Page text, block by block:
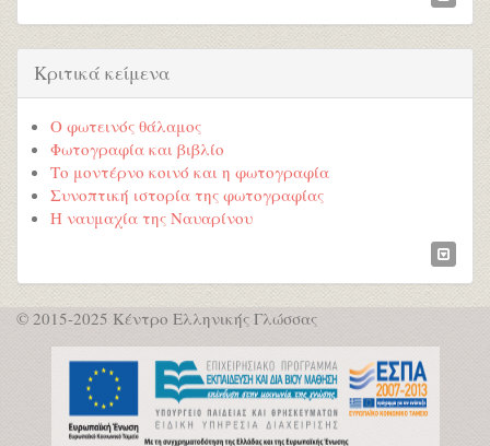
Κριτικά κείμενα
Ο φωτεινός θάλαμος
Φωτογραφία και βιβλίο
Το μοντέρνο κοινό και η φωτογραφία
Συνοπτική ιστορία της φωτογραφίας
Η ναυμαχία της Ναυαρίνου
© 2015-2025 Κέντρο Ελληνικής Γλώσσας